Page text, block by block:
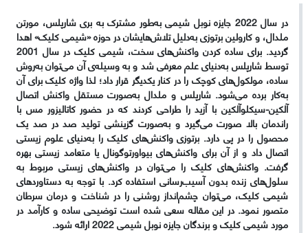
در سال 2022 جایزه نوبل شیمی به‌طور مشترک به بری شارپلس، مورتن
ملدال، و کارولین برتوزی به‌دلیل تلاش‌هایشان در حوزه «شیمی کلیک» اهدا
گردید. برای ساده کردن واکنش‌های سخت، شیمی کلیک در سال 2001
توسط شارپلس به‌دنیای علم معرفی شد و به وسیله‌ی آن می‌توان به‌روش
ساده، مولکول‌های کوچک را در کنار یکدیگر قرار داد؛ لذا واژه کلیک برای آن
به‌کار برده می‌شود. شارپلس و ملدال به‌صورت مستقل واکنش اتصال
آلکین-سیکلوآلکین با آزید را طراحی کردند که در حضور کاتالیزور مس با
راندمان بالا صورت می‌گیرد و به‌صورت گزینشی تولید صد در صد یک
محصول را در پی دارد. برتوزی واکنش‌های کلیک را به‌دنیای علوم زیستی
اتصال داد و از آن برای واکنش‌های بیواورتوگونال یا متعامد زیستی بهره
گرفت. واکنش‌های کلیک را می‌توان در واکنش‌های زیستی مربوط به
سلول‌های زنده بدون آسیب‌رسانی استفاده کرد. با توجه به دستاوردهای
شیمی کلیک، می‌توان چشم‌انداز روشنی را در شناخت و درمان سرطان
متصور نمود. در این مقاله سعی شده است توضیحی ساده و کارآمد در
مورد شیمی کلیک و برندگان جایزه نوبل شیمی 2022 ارائه شود.